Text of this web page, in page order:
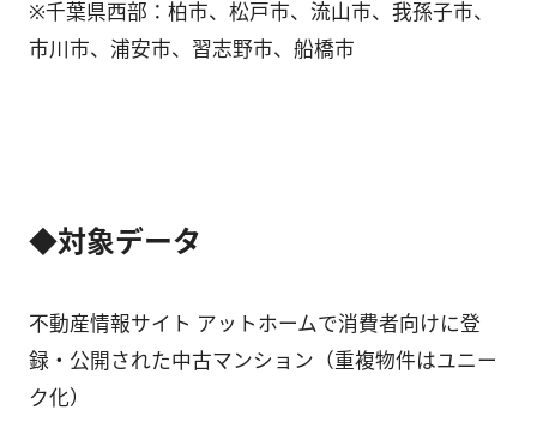
※千葉県西部：柏市、松戸市、流山市、我孫子市、
市川市、浦安市、習志野市、船橋市
◆対象データ
不動産情報サイト アットホームで消費者向けに登
録・公開された中古マンション（重複物件はユニー
ク化）